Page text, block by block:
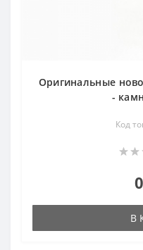
Оригинальные
-
Код
В